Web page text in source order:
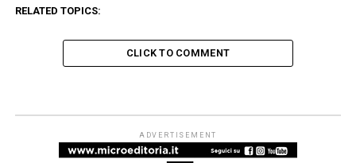
RELATED TOPICS:
CLICK TO COMMENT